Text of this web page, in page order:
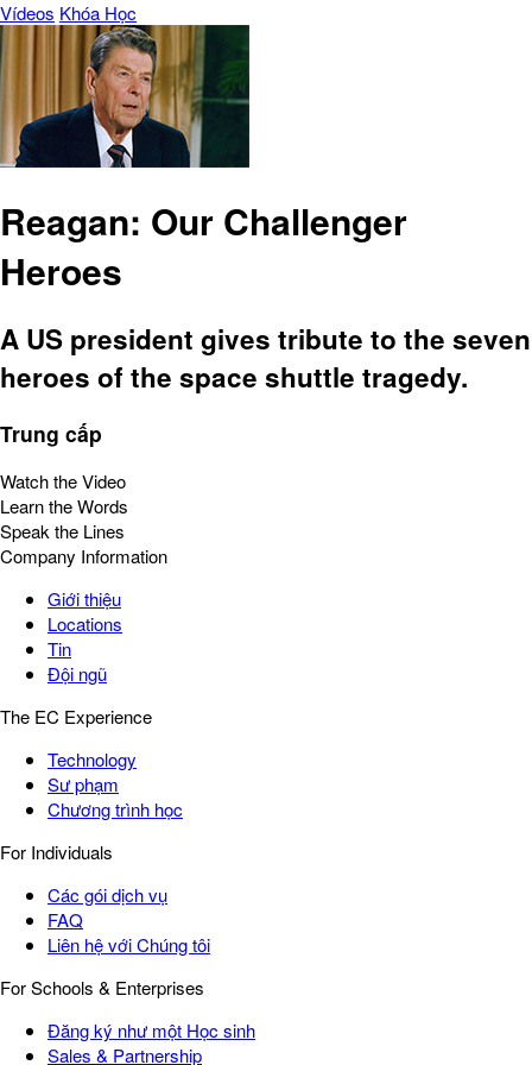
Vídeos Khóa Học
Reagan: Our Challenger
Heroes
A US president gives tribute to the seven
heroes of the space shuttle tragedy.
Trung cấp
Watch the Video
Learn the Words
Speak the Lines
Company Information
Giới thiệu
Locations
Tin
Đội ngũ
The EC Experience
Technology
Sư phạm
Chương trình học
For Individuals
Các gói dịch vụ
FAQ
Liên hệ với Chúng tôi
For Schools & Enterprises
Đăng ký như một Học sinh
Sales & Partnership